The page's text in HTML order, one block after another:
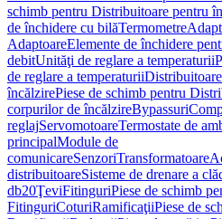
schimb pentru Distribuitoare pentru
de închidere cu bilăTermometre
AdaptoareElemente de închidere
debitUnităţi de reglare a temperaturii
de reglare a temperaturii
încălzirePiese de schimb pentru
corpurilor de încălzireBypassuri
reglajServomotoareTermostate de
principalModule de
comunicareSenzoriTransformatoare
distribuitoareSisteme de drenare a
db20ŢeviFitinguriPiese de schimb
FitinguriCoturiRamificaţiiPiese de